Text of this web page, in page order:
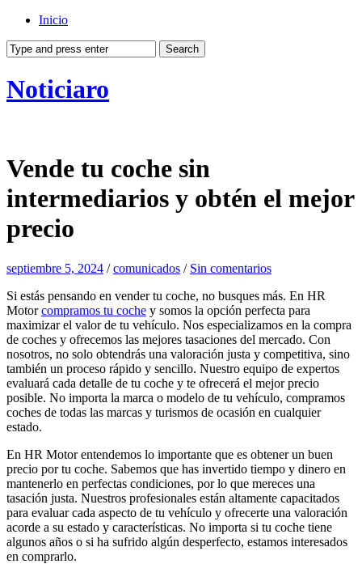
Inicio
Noticiaro
Vende tu coche sin
intermediarios y obtén el mejor
precio
septiembre 5, 2024 /comunicados / Sin comentarios
Si estás pensando en vender tu coche, no busques más. En HR
Motorcompramos tu coche y somos la opción perfecta para
maximizar el valor de tu vehículo. Nos especializamos en la compra
de coches y ofrecemos las mejores tasaciones del mercado. Con
nosotros, no solo obtendrás una valoración justa y competitiva, sino
también un proceso rápido y sencillo. Nuestro equipo de expertos
evaluará cada detalle de tu coche y te ofrecerá el mejor precio
posible. No importa la marca o modelo de tu vehículo, compramos
coches de todas las marcas y turismos de ocasión en cualquier
estado.
En HR Motor entendemos lo importante que es obtener un buen
precio por tu coche. Sabemos que has invertido tiempo y dinero en
mantenerlo en perfectas condiciones, por lo que mereces una
tasación justa. Nuestros profesionales están altamente capacitados
para evaluar cada aspecto de tu vehículo y ofrecerte una valoración
acorde a su estado y características. No importa si tu coche tiene
algunos años o si ha sufrido algún desperfecto, estamos interesados
en comprarlo.